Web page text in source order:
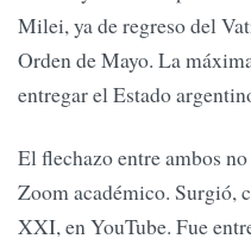
Milei, ya de regreso del
Orden de Mayo. La
entregar el Estado
El flechazo entre ambos
Zoom académico. Surgió,
XXI, en YouTube. Fue